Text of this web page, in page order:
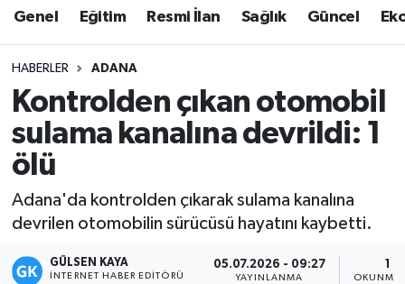
Genel Eğitim Resmi İlan Sağlık Güncel
HABERLER ADANA
Kontrolden çıkan otomobil
sulama kanalına devrildi: 1
ölü
Adana'da kontrolden çıkarak sulama kanalına
devrilen otomobilin sürücüsü hayatını kaybetti.
GÜLSEN KAYA
İNTERNET HABER EDITÖRÜ
05.07.2026 - 09:27
YAYINLANMA OKUNMA
Güncel
Haberde insan
Kültür - Sanat
Magazin
Haber Arşivi